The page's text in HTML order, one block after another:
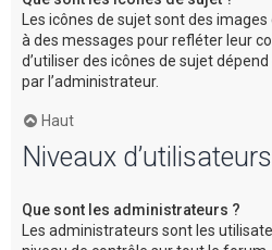
Les icônes de sujet sont des
à des messages pour refléter leur
d’utiliser des icônes de sujet
par l’administrateur.
Haut
Niveaux
Que sont les administrateurs ?
Les administrateurs sont les